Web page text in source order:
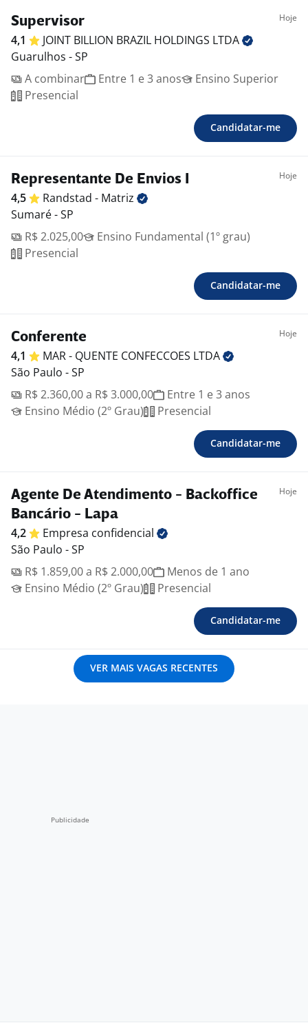
Supervisor Hoje
4,1 JOINT BILLION BRAZIL HOLDINGS LTDA
Guarulhos - SP
A combinar
Entre 1 e 3 anos
Ensino Superior
Presencial
Candidatar-me
Representante De Envios I Hoje
4,5 Randstad - Matriz
Sumaré - SP
R$ 2.025,00
Ensino Fundamental (1º grau)
Presencial
Candidatar-me
Conferente Hoje
4,1 MAR - QUENTE CONFECCOES LTDA
São Paulo - SP
R$ 2.360,00 a R$ 3.000,00
Entre 1 e 3 anos
Ensino Médio (2º Grau)
Presencial
Candidatar-me
Agente De Atendimento - Backoffice
Bancário - Lapa
Hoje
4,2 Empresa confidencial
São Paulo - SP
R$ 1.859,00 a R$ 2.000,00
Menos de 1 ano
Ensino Médio (2º Grau)
Presencial
Candidatar-me
VER MAIS VAGAS RECENTES